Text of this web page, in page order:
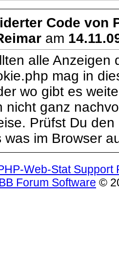
Code von
am
alle Anzeigen
mag in
wo gibt es
nicht ganz
Prüfst Du
was im Browser
Web-Stat Support
Forum Software ©